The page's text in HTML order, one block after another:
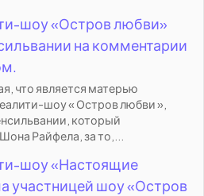
шоу «Остров любви»
на комментарии
что является матерью
шоу « Остров любви »,
который
Райфела, за то,...
шоу «Настоящие
участницей шоу «Остров